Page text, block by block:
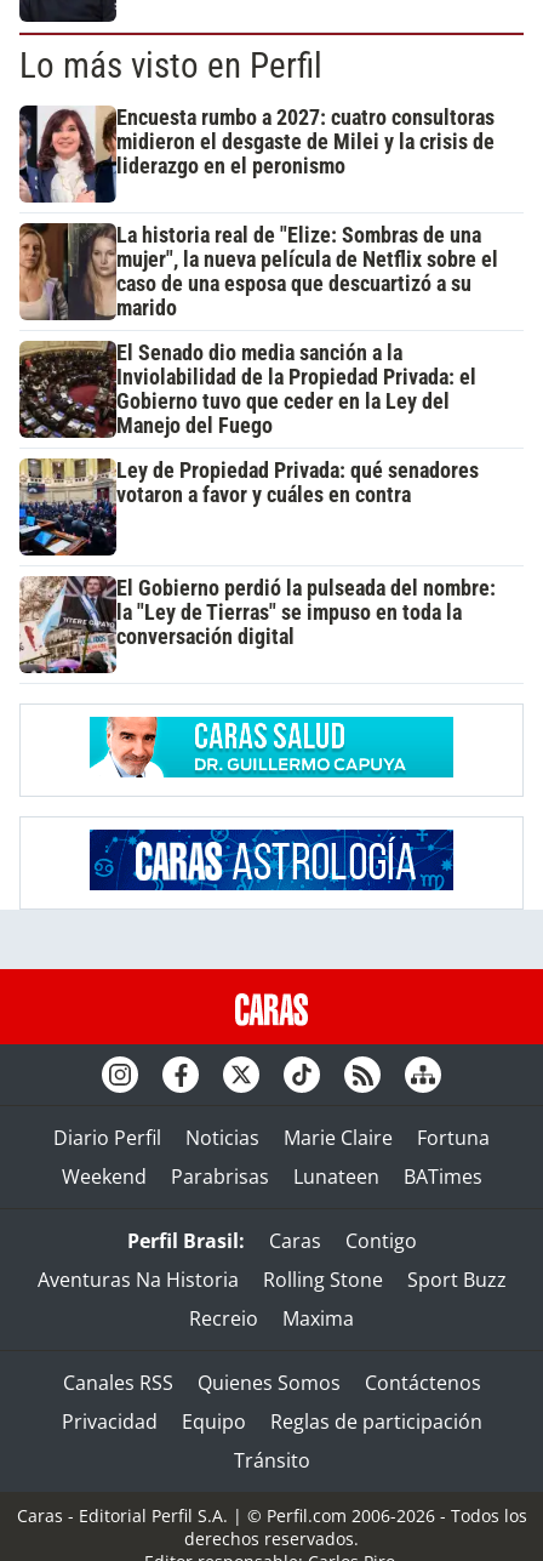
Lo más visto en Perfil
Encuesta rumbo a 2027: cuatro consultoras
midieron el desgaste de Milei y la crisis de
liderazgo en el peronismo
La historia real de "Elize: Sombras de una
mujer", la nueva película de Netflix sobre el
caso de una esposa que descuartizó a su
marido
El Senado dio media sanción a la
Inviolabilidad de la Propiedad Privada: el
Gobierno tuvo que ceder en la Ley del
Manejo del Fuego
Ley de Propiedad Privada: qué senadores
votaron a favor y cuáles en contra
El Gobierno perdió la pulseada del nombre:
la "Ley de Tierras" se impuso en toda la
conversación digital
Diario Perfil Noticias Marie Claire
Fortuna
Weekend
Parabrisas Lunateen BATimes
Perfil Brasil: Caras
Contigo
Aventuras Na Historia
Rolling Stone
Sport Buzz
Recreio
Maxima
Canales RSS Quienes Somos
Contáctenos
Privacidad
Equipo
Reglas de participación
Tránsito
Caras - Editorial Perfil S.A. | © Perfil.com 2006-2026 - Todos los
derechos reservados.